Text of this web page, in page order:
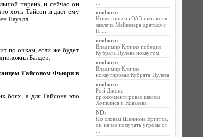
парень, и сейчас он
хоть Тайсон и даст ему
Пауэлл.
по очкам, если же будет
Балдер.
Тайсоном Фьюри в
боях, а для Тайсона это
oroboro:
Инвесторы из ОАЭ пытаются
завлечь Мейвезера драться с
П ...
oroboro:
Владимир Кличко победил
Кубрата Пулева нокаутом
oroboro:
Владимир Кличко
нокаутировал Кубрата Пулева
oroboro:
Рой Джонс
прокомментировал шансы
Хопкинса и Ковалева
ND:
По словам Шеннона Бриггса,
он начал получать угрозы от